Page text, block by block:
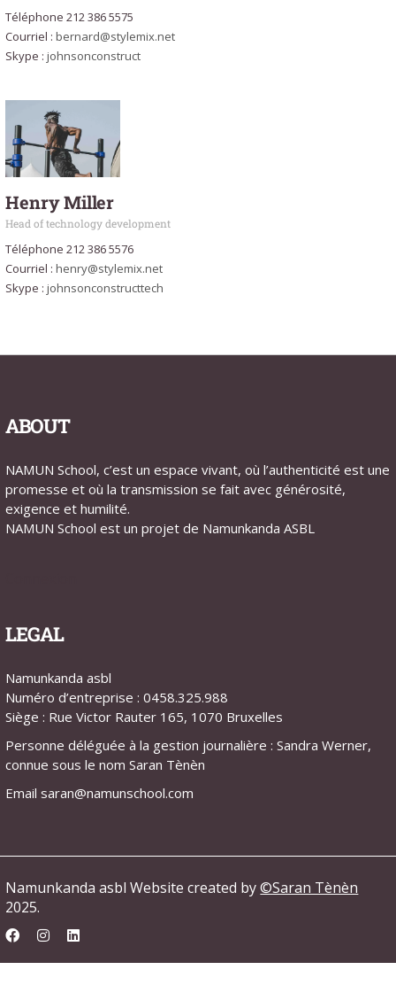
Téléphone 212 386 5575
Courriel :bernard@stylemix.net
Skype :johnsonconstruct
Henry Miller
Head of technology development
Téléphone 212 386 5576
Courriel :henry@stylemix.net
Skype :johnsonconstructtech
ABOUT
NAMUN School, c’est un espace vivant, où l’authenticité est une
promesse et où la transmission se fait avec générosité,
exigence et humilité.
NAMUN School est un projet de Namunkanda ASBL
LEGAL
Namunkanda asbl
Numéro d’entreprise : 0458.325.988
Siège : Rue Victor Rauter 165, 1070 Bruxelles
Personne déléguée à la gestion journalière : Sandra Werner,
connue sous le nom Saran Tènèn
Email saran@namunschool.com
Namunkanda asbl Website created by©Saran Tènèn
2025.